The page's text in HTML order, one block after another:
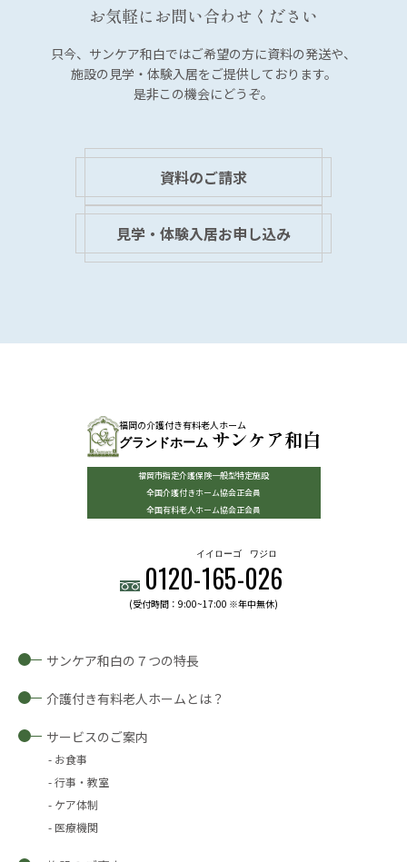
お気軽にお問い合わせください
只今、サンケア和白ではご希望の方に資料の発送や、
施設の見学・体験入居をご提供しております。
是非この機会にどうぞ。
資料のご請求
見学・体験入居お申し込み
福岡の介護付き有料老人ホーム
グランドホーム サンケア和白
福岡市指定介護保険一般型特定施設
全国介護付きホーム協会正会員
全国有料老人ホーム協会正会員
0120-165
イイローゴ
-026
ワジロ
(受付時間：9:00~17:00 ※年中無休)
サンケア和白の７つの特長
介護付き有料老人ホームとは？
サービスのご案内
お食事
行事・教室
ケア体制
医療機関